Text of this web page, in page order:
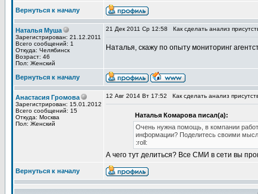
Вернуться к началу
Наталья Муша
Зарегистрирован: 21.12.2011
Всего сообщений: 1
Откуда: Челябинск
Возраст: 46
Пол: Женский
21 Дек 2011 Ср 12:58 Как сделать анализ
Наталья, скажу по опыту мониторинг
Вернуться к началу
Анастасия Громова
Зарегистрирован: 15.01.2012
Всего сообщений: 15
Откуда: Москва
Пол: Женский
12 Авг 2014 Вт 17:52 Как сделать анализ
Наталья Комарова писал(а):
Очень нужна помощь, в компании
информации? Поделитесь своими
:roll:
А чего тут делиться? Все СМИ в сети вы
Вернуться к началу